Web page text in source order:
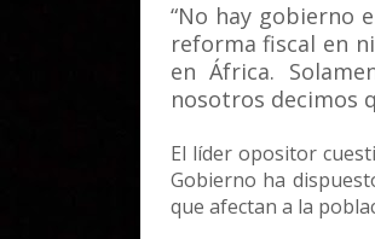
“No hay gobierno
reforma fiscal en
en África.
nosotros decimos
El líder opositor
Gobierno ha
que afectan a la